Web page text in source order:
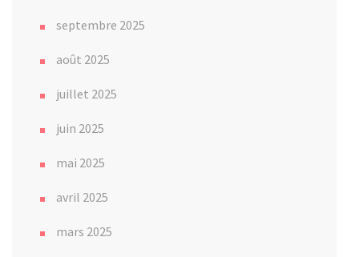
septembre 2025
août 2025
juillet 2025
juin 2025
mai 2025
avril 2025
mars 2025